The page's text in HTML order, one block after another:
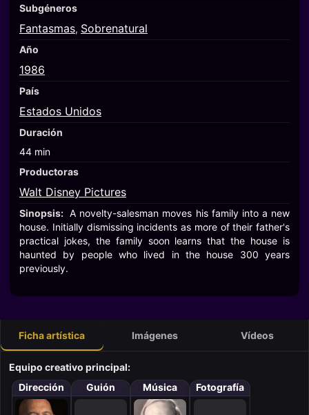
Subgéneros
Fantasmas, Sobrenatural
Año
1986
País
Estados Unidos
Duración
44 min
Productoras
Walt Disney Pictures
Sinopsis: A novelty-salesman moves his family into a new
house. Initially dismissing incidents as more of their father's
practical jokes, the family soon learns that the house is
haunted by people who lived in the house 300 years
previously.
Ficha artística Imágenes Vídeos
Equipo creativo principal:
Dirección
Guión Música Fotografía